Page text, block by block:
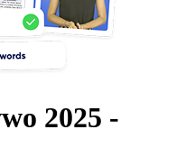
2025 -